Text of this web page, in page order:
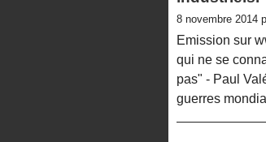
8 novembre 2014
Emission sur
qui ne se
pas" - Paul
guerres